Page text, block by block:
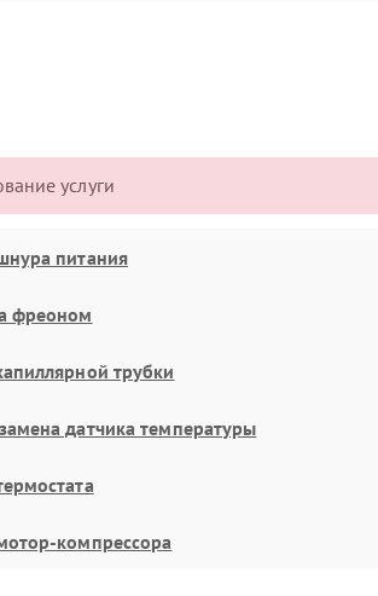
услуги
питания
фреоном
трубки
датчика температуры
компрессора